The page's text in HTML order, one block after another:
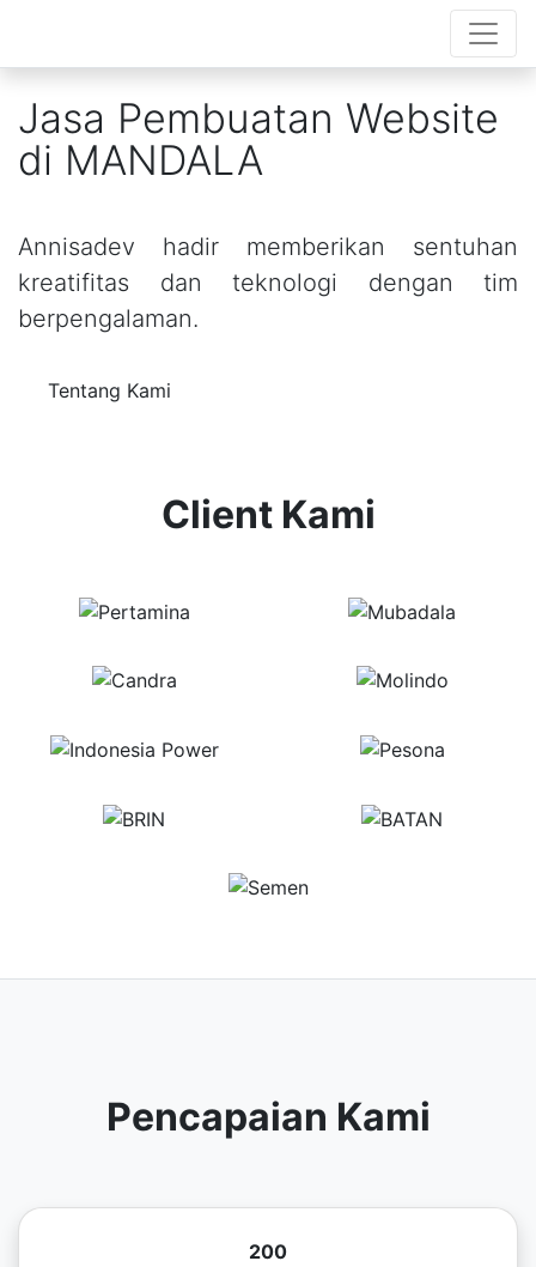
Jasa Pembuatan Website
di MANDALA
Annisadev hadir memberikan sentuhan
kreatifitas dan teknologi dengan tim
berpengalaman.
Tentang Kami
Client Kami
Pencapaian Kami
200